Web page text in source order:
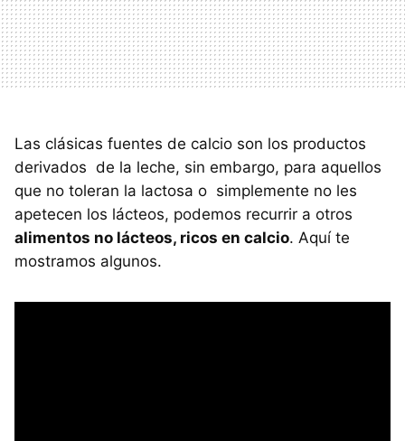
Las clásicas fuentes de calcio son los productos
derivados de la leche, sin embargo, para aquellos
que no toleran la lactosa o simplemente no les
apetecen los lácteos, podemos recurrir a otros
alimentos no lácteos, ricos en calcio. Aquí te
mostramos algunos.